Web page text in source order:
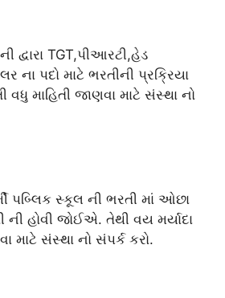
દ્વારા TGT,પીઆરટી,હેડ
ના પદો માટે ભરતીની પ્રક્રિયા
વધુ માહિતી જાણવા માટે સંસ્થા નો
પબ્લિક સ્કૂલ ની ભરતી માં ઓછા
ની હોવી જોઈએ. તેથી વય મર્યાદા
માટે સંસ્થા નો સંપર્ક કરો.